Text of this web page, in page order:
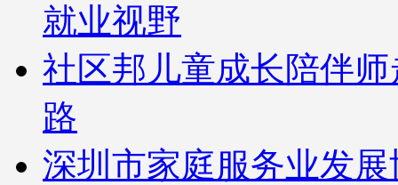
就业视野
社区邦儿童成长陪伴
路
深圳市家庭服务业发